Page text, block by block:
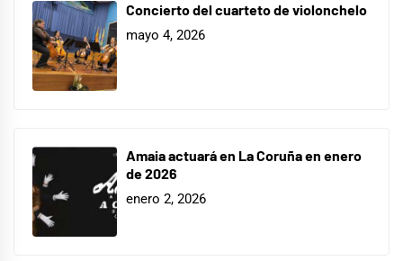
Concierto del cuarteto de violonchelo
mayo 4, 2026
Amaia actuará en La Coruña en enero
de 2026
enero 2, 2026